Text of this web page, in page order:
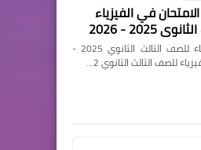
في الفيزياء
2025 - 2026
تحميل كتاب الامتحان في الفيزياء للصف الثالث الثانوي 2025 -